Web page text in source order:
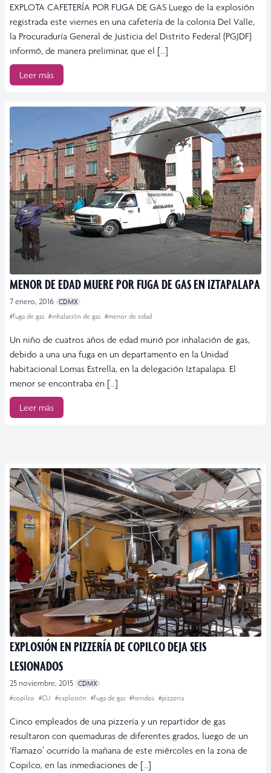
EXPLOTA CAFETERÍA POR FUGA DE GAS Luego de la explosión
registrada este viernes en una cafetería de la colonia Del Valle,
la Procuraduría General de Justicia del Distrito Federal (PGJDF)
informó, de manera preliminar, que el […]
Leer más
MENOR DE EDAD MUERE POR FUGA DE GAS EN IZTAPALAPA
7 enero, 2016 CDMX
#fuga de gas #inhalación de gas #menor de edad
Un niño de cuatros años de edad murió por inhalación de gas,
debido a una una fuga en un departamento en la Unidad
habitacional Lomas Estrella, en la delegación Iztapalapa. El
menor se encontraba en […]
Leer más
EXPLOSIÓN EN PIZZERÍA DE COPILCO DEJA SEIS
LESIONADOS
25 noviembre, 2015 CDMX
#copilco #CU #explosión #fuga de gas #heridos #pizzería
Cinco empleados de una pizzería y un repartidor de gas
resultaron con quemaduras de diferentes grados, luego de un
‘flamazo’ ocurrido la mañana de este miércoles en la zona de
Copilco, en las inmediaciones de […]